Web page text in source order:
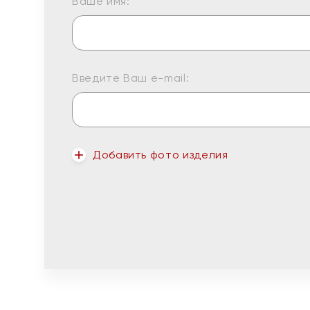
Введите Ваш e-mail:
Добавить фото изделия